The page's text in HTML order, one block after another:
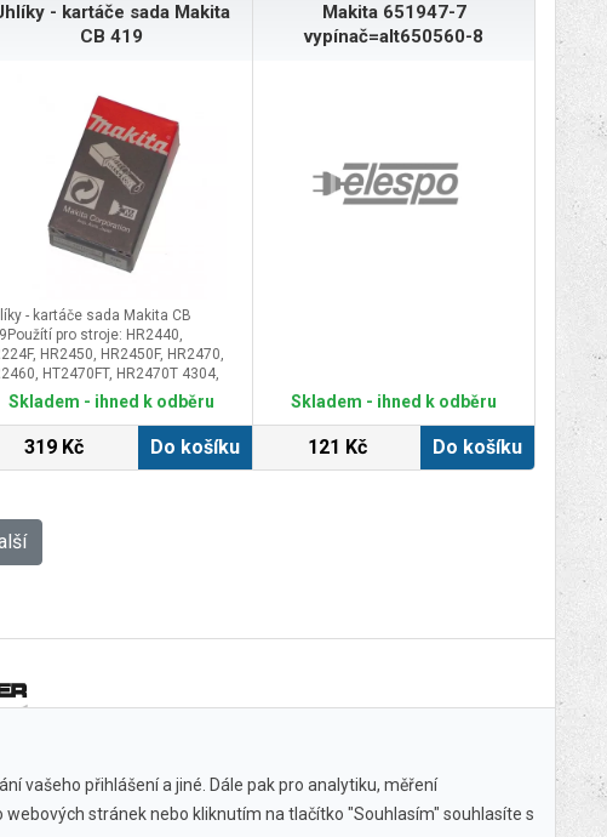
- kartáče sada Makita
CB 419
- kartáče sada Makita CB
pro stroje: HR2440,
HR2450, HR2450F, HR2470,
HT2470FT, HR2470T 4304,
3405, 4305T, 4340CT, 4341CT,
4350CT, 4350FCT, 4351CT,
6310, 6408, 6807, 6821,
6824, 6824N, 6825, 6826,
6827, 800, 8450, 8451, 9046,
DA3010, DA3010F, DA3011,
DP3003, DP4001, DP4003,
DP4011 HP1500, HP1501,
HP251, HP2051F, HP2070,
HR2410, HR2430, HR2431,
JS1300
Skladem - ihned k odběru
319 Kč Do košíku
Makita 651947-7
vypínač=alt650560-8
Skladem - ihned k odběru
121 Kč Do košíku
vašeho přihlášení a jiné. Dále pak pro analytiku, měření
stránek nebo kliknutím na tlačítko "Souhlasím" souhlasíte s